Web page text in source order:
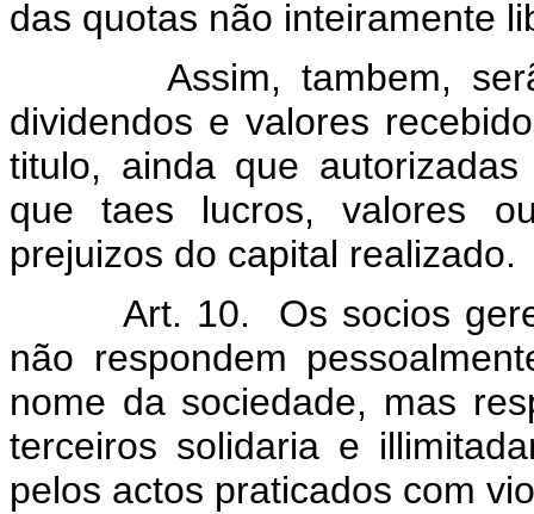
das quotas não inteiramente
Assim, tambem, serão
dividendos e valores
titulo, ainda que
que taes lucros, valores
prejuizos do capital realizado.
Art. 10. Os socios
não respondem
nome da sociedade, mas
terceiros solidaria e
pelos actos praticados com